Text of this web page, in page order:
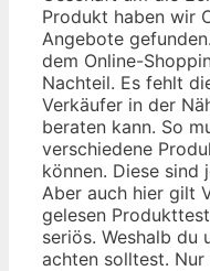
Produkt haben wir
Angebote
dem Online-
Nachteil. Es fehlt
Verkäufer in der
beraten kann. So
verschiedene
können. Diese sind
Aber auch hier gilt
gelesen
seriös. Weshalb du
achten solltest.